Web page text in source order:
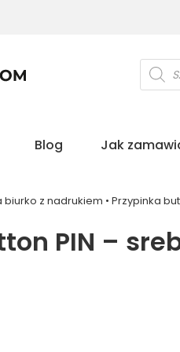
Blog Jak
biurko z nadrukiem • Przypinka
PIN –